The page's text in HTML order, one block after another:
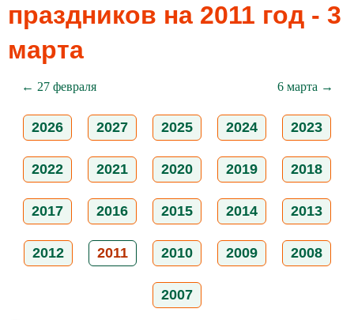
праздников на 2011 год - 3
марта
← 27 февраля 6 марта →
2026 2027 2025 2024 2023
2022 2021 2020 2019 2018
2017 2016 2015 2014 2013
2012 2011 2010 2009 2008
2007